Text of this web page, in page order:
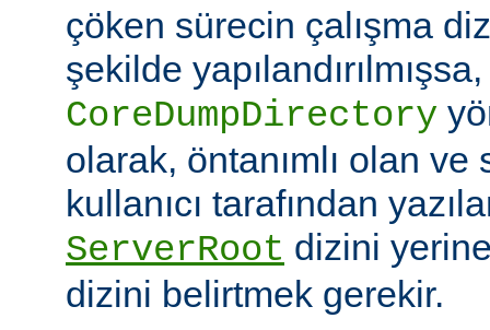
çöken sürecin çalışma
şekilde yapılandırılmışsa,
CoreDumpDirectory
olarak, öntanımlı olan ve
kullanıcı tarafından
ServerRoot dizini
dizini belirtmek gerekir.